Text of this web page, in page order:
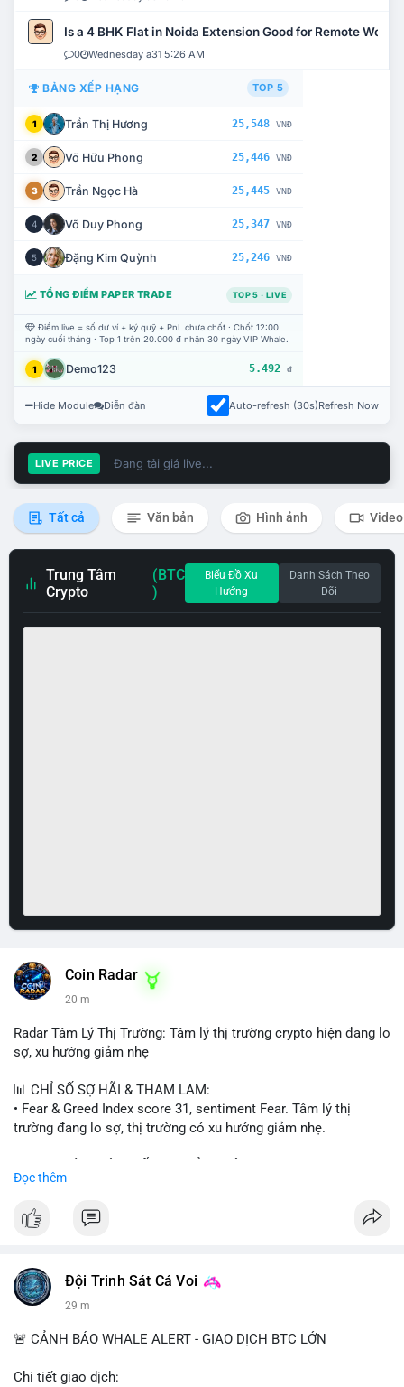
Is a 4 BHK Flat in Noida Extension Good for Remote Work?
0 Wednesday a31 5:26 AM
BẢNG XẾP HẠNG TOP 5
1 Trần Thị Hương 25,548 VNĐ
2 Võ Hữu Phong 25,446 VNĐ
3 Trần Ngọc Hà 25,445 VNĐ
4 Võ Duy Phong 25,347 VNĐ
5 Đặng Kim Quỳnh 25,246 VNĐ
TỔNG ĐIỂM PAPER TRADE TOP 5 · LIVE
Điểm live = số dư ví + ký quỹ + PnL chưa chốt · Chốt 12:00
ngày cuối tháng · Top 1 trên 20.000 đ nhận 30 ngày VIP Whale.
1 Demo123 5.492 đ
Hide Module Diễn đàn Auto-refresh (30s)Refresh Now
LIVE PRICE Đang tải giá live...
Tất cả Văn bản Hình ảnh Video
Trung Tâm
Crypto
(BTC
)
Biểu Đồ Xu
Hướng
Danh Sách Theo
Dõi
Coin Radar
20 m
Radar Tâm Lý Thị Trường: Tâm lý thị trường crypto hiện đang lo
sợ, xu hướng giảm nhẹ
📊 CHỈ SỐ SỢ HÃI & THAM LAM:
• Fear & Greed Index score 31, sentiment Fear. Tâm lý thị
trường đang lo sợ, thị trường có xu hướng giảm nhẹ.
• CoinGecko trending coins: Tutorial, Pudgy Penguins, IoTeX,
• LunarCrush trending topics: Ethereum, Solana, Dogecoin,
crypto interest.
• Telegram CoinTelegraph: xAI release, Cloudflare Kitesurf, EU
• Binance announcements: Apple/IBM dividend via bStocks,
Đọc thêm
Đội Trinh Sát Cá Voi
29 m
🚨 CẢNH BÁO WHALE ALERT - GIAO DỊCH BTC LỚN
Chi tiết giao dịch: